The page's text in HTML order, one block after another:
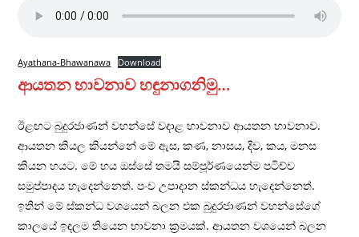
Ayathana-Bhawanawa Download
ආයතන භාවනාව හඳුනාගනිමු…
ඊළඟට බුදුරජාණන් වහන්සේ වදාළ භාවනාව ආයතන භාවනාව.
ආයතන කියල කියන්නේ මේ ඇස, කණ, නාසය, දිව, කය, මනස
කියන හයට. මේ හය ඔස්සේ තමයි සම්පූර්ණයෙන්ම පටිච්ච
සමුප්පාදය හැදෙන්නෙත්. පංච උපාදාන ස්කන්ධය හැදෙන්නෙත්.
ඉතින් මේ ස්කන්ධ වශයෙන් බලන එක බුදුරජාණන් වහන්සේගේ
කාලයේ ඉඳලම තියෙන භාවනා ක‍්‍රමයක්. ආයතන වශයෙන් බලන